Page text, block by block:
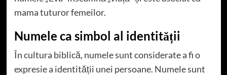
mama tuturor femeilor.
Numele ca simbol al identității
În cultura biblică, numele sunt considerate a fi o
expresie a identității unei persoane. Numele sunt